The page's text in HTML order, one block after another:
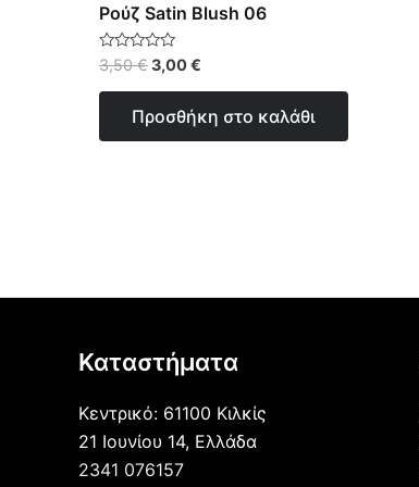
Ρούζ Satin Blush 06
Βαθμολογήθηκε
με
0
3,50€3,00€
Προσθήκη στο καλάθι
Καταστήματα
Κεντρικό: 61100 Κιλκίς
21 Ιουνίου 14, Ελλάδα
2341 076157